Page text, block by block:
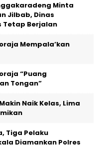
Minta
Jilbab, Dinas
Tetap Berjalan
Mempala’kan
“Puang
Tongan”
Naik Kelas, Lima
Tiga Pelaku
Diamankan Polres